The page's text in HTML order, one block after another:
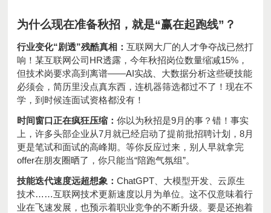
为什么现在准备秋招，就是“赢在起跑线”？
行业变化“剧透”残酷真相：互联网大厂的人才争夺战已然打
响！某互联网公司HR透露，今年秋招岗位数量缩减15%，
但技术岗要求高到离谱——AI实战、大数据分析这些硬技能
必须会，简历里没点真东西，连机器筛选都过不了！现在不
学，到时候连面试资格都没有！
时间窗口正在疯狂压缩：你以为秋招是9月的事？错！事实
上，许多头部企业从7月就已经启动了提前批招聘计划，8月
更是笔试和面试的高峰期。等你反应过来，别人早就拿完
offer在朋友圈晒了，你只能当“陪跑气氛组”。
技能迭代速度远超想象：ChatGPT、大模型开发、云原生
技术……互联网技术更新速度以月为单位。这不仅意味着行
业在飞速发展，也预示着职业竞争的不断升级。要是还抱着